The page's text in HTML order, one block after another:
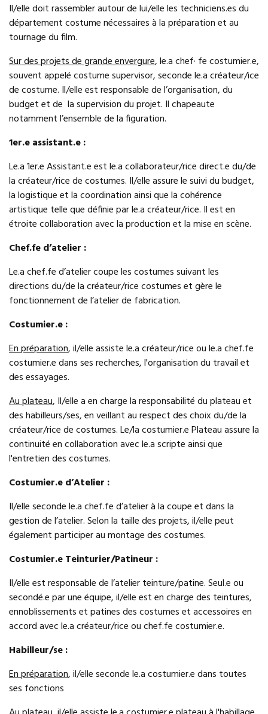
Il/elle doit rassembler autour de lui/elle les techniciens.es du
département costume nécessaires à la préparation et au
tournage du film.
Sur des projets de grande envergure, le.a chef· fe costumier.e,
souvent appelé costume supervisor, seconde le.a créateur/ice
de costume. Il/elle est responsable de l’organisation, du
budget et de la supervision du projet. Il chapeaute
notamment l’ensemble de la figuration.
1er.e assistant.e :
Le.a 1er.e Assistant.e est le.a collaborateur/rice direct.e du/de
la créateur/rice de costumes. Il/elle assure le suivi du budget,
la logistique et la coordination ainsi que la cohérence
artistique telle que définie par le.a créateur/rice. Il est en
étroite collaboration avec la production et la mise en scène.
Chef.fe d’atelier :
Le.a chef.fe d’atelier coupe les costumes suivant les
directions du/de la créateur/rice costumes et gère le
fonctionnement de l’atelier de fabrication.
Costumier.e :
En préparation, il/elle assiste le.a créateur/rice ou le.a chef.fe
costumier.e dans ses recherches, l'organisation du travail et
des essayages.
Au plateau, Il/elle a en charge la responsabilité du plateau et
des habilleurs/ses, en veillant au respect des choix du/de la
créateur/rice de costumes. Le/la costumier.e Plateau assure la
continuité en collaboration avec le.a scripte ainsi que
l'entretien des costumes.
Costumier.e d’Atelier :
Il/elle seconde le.a chef.fe d’atelier à la coupe et dans la
gestion de l’atelier. Selon la taille des projets, il/elle peut
également participer au montage des costumes.
Costumier.e Teinturier/Patineur :
Il/elle est responsable de l’atelier teinture/patine. Seul.e ou
secondé.e par une équipe, il/elle est en charge des teintures,
ennoblissements et patines des costumes et accessoires en
accord avec le.a créateur/rice ou chef.fe costumier.e.
Habilleur/se :
En préparation, il/elle seconde le.a costumier.e dans toutes
ses fonctions